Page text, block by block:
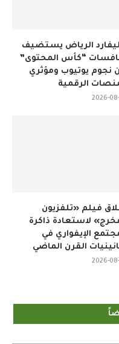
الرياض يستضيف
“كأس المحتوى”
نجوم يوتيوب ومؤثري
الرقمية
2026-
فيلم «تلفزيون
لاستعادة ذاكرة
الإيفواري في
القرن الماضي
2026-